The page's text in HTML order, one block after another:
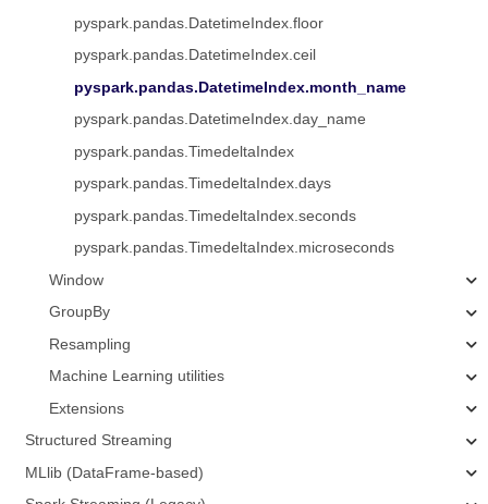
pyspark.pandas.DatetimeIndex.floor
pyspark.pandas.DatetimeIndex.ceil
pyspark.pandas.DatetimeIndex.month_name
pyspark.pandas.DatetimeIndex.day_name
pyspark.pandas.TimedeltaIndex
pyspark.pandas.TimedeltaIndex.days
pyspark.pandas.TimedeltaIndex.seconds
pyspark.pandas.TimedeltaIndex.microseconds
Window
GroupBy
Resampling
Machine Learning utilities
Extensions
Structured Streaming
MLlib (DataFrame-based)